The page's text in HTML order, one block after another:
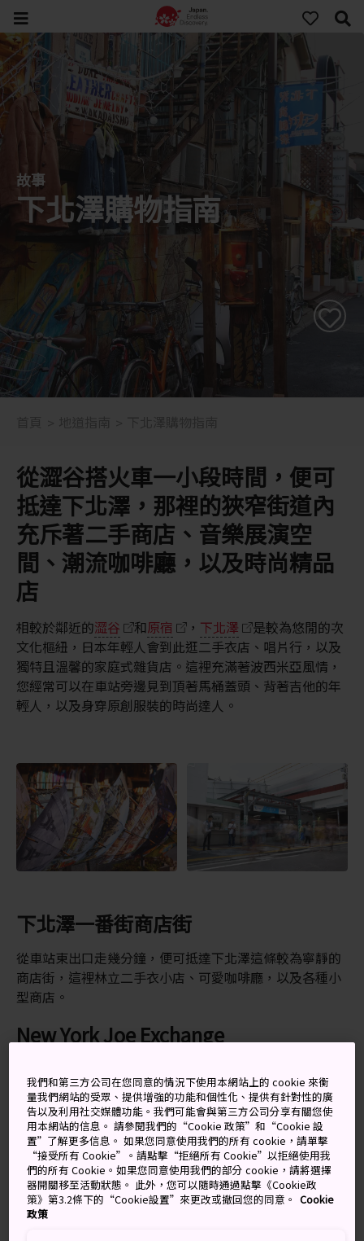
故事
下北澤購物指南
從澀谷搭火車一小段時間，便可
抵達下北澤，那裡的狹窄街道內
充斥著二手商店、音樂展演空
間、潮流咖啡廳，以及時尚精品
店
相較於鄰近的澀谷 和原宿 ， 下北澤
是較為悠閒的次
文化樞紐，日本年輕人會到此逛二手衣店、唱片行，以及
獨特且溫馨的家庭式雜貨店。這裡充滿著波西米亞風情，
您經常可以在車站旁邊見到頂著馬桶蓋頭、背著吉他的年
輕人，以及身穿原創服裝的時尚達人。
下北澤一番街商店街
從車站東出口走幾分鐘，便可抵達下北澤這條較為寧靜的
商店街，這裡林立二手衣小店、可愛咖啡廳，以及各種小
型商店。
New York Joe Exchange
Exchange，位於一番街。這家店晚上經常擠滿了時尚達
人，等著出售他們不需要的衣服。這裡的衣服價格不會超
過一萬日圓，而且有源源不絕的賣家，所以商店的庫存衣
物經常更新，另外由於年輕的店員精通時尚，因此店內衣
物絕不會落伍過時。就如店名所說的，如果有時間和多餘
的衣物，您也可用舊衣兌換店內積分。
Bear Pond Espresso
我們和第三方公司在您同意的情況下使用本網站上的 cookie 來衡
量我們網站的受眾、提供增強的功能和個性化、提供有針對性的廣
告以及利用社交媒體功能。我們可能會與第三方公司分享有關您使
用本網站的信息。 請參閱我們的“Cookie 政策”和“Cookie 設
置”了解更多信息。 如果您同意使用我們的所有 cookie，請單擊
“接受所有 Cookie”。請點擊“拒絕所有 Cookie”以拒絕使用我
們的所有 Cookie。如果您同意使用我們的部分 cookie，請將選擇
器開關移至活動狀態。 此外，您可以隨時通過點擊《Cookie政
策》第3.2條下的“Cookie設置”來更改或撤回您的同意。 Cookie
政策